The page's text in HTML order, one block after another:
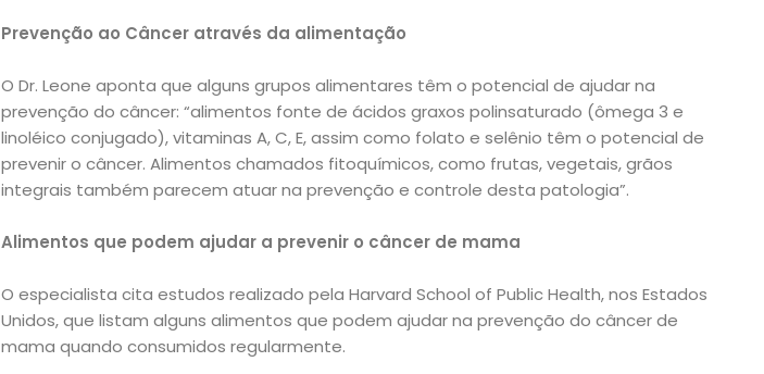
Academia
Beleza
Bora
lá!
Casa
e
Prevenção ao Câncer através da alimentação
O Dr. Leone aponta que alguns grupos alimentares têm o potencial de ajudar na
prevenção do câncer: “alimentos fonte de ácidos graxos polinsaturado (ômega 3 e
linoléico conjugado), vitaminas A, C, E, assim como folato e selênio têm o potencial de
prevenir o câncer. Alimentos chamados fitoquímicos, como frutas, vegetais, grãos
integrais também parecem atuar na prevenção e controle desta patologia”.
Alimentos que podem ajudar a prevenir o câncer de mama
O especialista cita estudos realizado pela Harvard School of Public Health, nos Estados
Unidos, que listam alguns alimentos que podem ajudar na prevenção do câncer de
mama quando consumidos regularmente.